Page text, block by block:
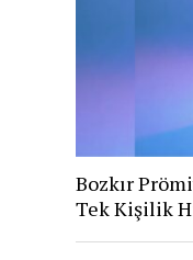
Bozkır
Tek Kişilik